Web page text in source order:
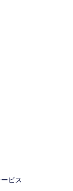
ビス